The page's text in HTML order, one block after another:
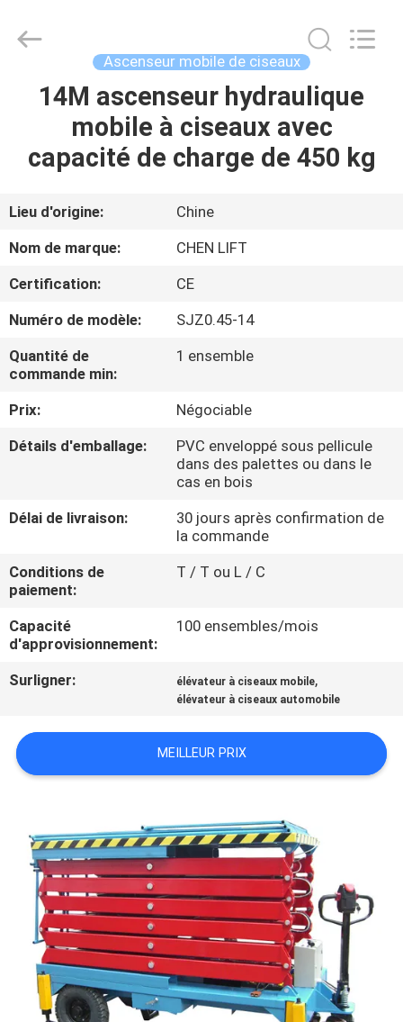
MAISON
PRODUITS
À
DE
NOUS
VISITE
DE
DE
LA
QUALITÉ
NOUS
NOUVELLES
DEMANDEZ
UN DEVIS
PLAN
SITE
MACHINERY
Ascenseur mobile de ciseaux
14M ascenseur hydraulique
mobile à ciseaux avec
capacité de charge de 450 kg
Lieu d'origine:
Chine
Nom de marque:
CHEN LIFT
Certification:
CE
Numéro de modèle:
SJZ0.45-14
Quantité de
commande min:
1 ensemble
Prix:
Négociable
Détails d'emballage:
PVC enveloppé sous pellicule
dans des palettes ou dans le
cas en bois
Délai de livraison:
30 jours après confirmation de
la commande
Conditions de
paiement:
T / T ou L / C
Capacité
d'approvisionnement:
100 ensembles/mois
Surligner: élévateur à ciseaux mobile,
élévateur à ciseaux automobile
MEILLEUR PRIX